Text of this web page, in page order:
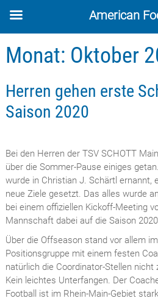
Skip
to
content
Monat: Oktober
Herren gehen erste
Saison 2020
Bei den Herren der TSV SCHOTT
über die Sommer-Pause einiges
wurde in Christian J. Schärtl ernannt,
neue Ziele gesetzt. Das alles wurde
bei einem offiziellen Kickoff-Meeting
Mannschaft dabei auf die Saison
Über die Offseason stand vor allem
Positionsgruppe mit einem festen
natürlich die Coordinator-Stellen
Kein leichtes Unterfangen. Der
Football ist im Rhein-Main-Gebiet
American